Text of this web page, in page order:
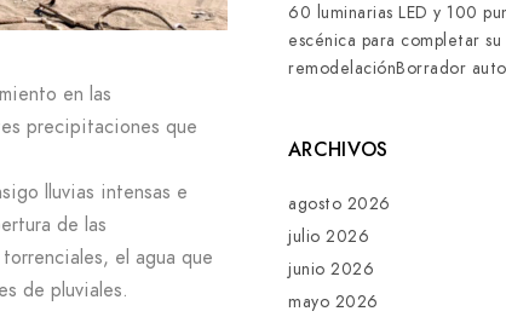
en las
precipitaciones que
lluvias intensas e
de las
el agua que
de pluviales.
60 luminarias LED y 100
escénica para completar su
remodelaciónBorrador
ARCHIVOS
agosto 2026
julio 2026
junio 2026
mayo 2026